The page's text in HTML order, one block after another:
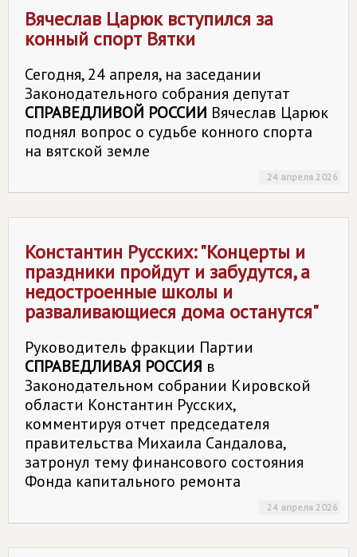
Вячеслав Царюк вступился за
конный спорт Вятки
Сегодня, 24 апреля, на заседании
Законодательного собрания депутат
СПРАВЕДЛИВОЙ РОССИИ Вячеслав Царюк
поднял вопрос о судьбе конного спорта
на вятской земле
24 апреля 2026
Константин Русских: "Концерты и
праздники пройдут и забудутся, а
недостроенные школы и
разваливающиеся дома останутся"
Руководитель фракции Партии
СПРАВЕДЛИВАЯ РОССИЯ в
Законодательном собрании Кировской
области Константин Русских,
комментируя отчет председателя
правительства Михаила Сандалова,
затронул тему финансового состояния
Фонда капитального ремонта
24 апреля 2026